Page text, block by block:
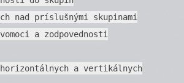
nad príslušnými skupinami
a zodpovednosti
a vertikálnych